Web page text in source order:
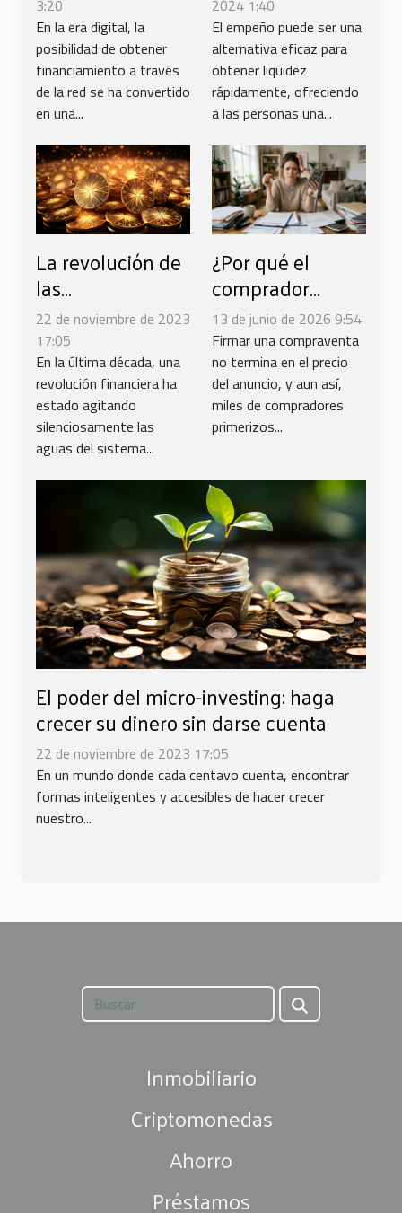
rápidamente
3:20
En la era digital, la
posibilidad de obtener
financiamiento a través
de la red se ha convertido
en una...
beneficios
2024 1:40
El empeño puede ser una
alternativa eficaz para
obtener liquidez
rápidamente, ofreciendo
a las personas una...
La revolución de
las
criptomonedas:
¿Es el Bitcoin el
nuevo oro?
22 de noviembre de 2023
17:05
En la última década, una
revolución financiera ha
estado agitando
silenciosamente las
aguas del sistema...
¿Por qué el
comprador
novato
subestima los
costes de
adquisición
inmobiliaria?
13 de junio de 2026 9:54
Firmar una compraventa
no termina en el precio
del anuncio, y aun así,
miles de compradores
primerizos...
El poder del micro-investing: haga
crecer su dinero sin darse cuenta
22 de noviembre de 2023 17:05
En un mundo donde cada centavo cuenta, encontrar
formas inteligentes y accesibles de hacer crecer
nuestro...
Inmobiliario
Criptomonedas
Ahorro
Préstamos